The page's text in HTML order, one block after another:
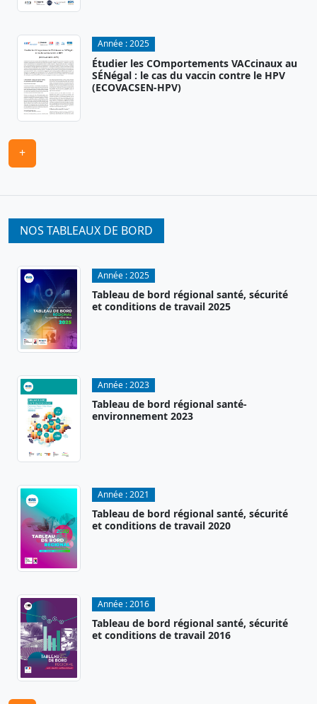
Année :2025
Étudier les COmportements VACcinaux au
SÉNégal : le cas du vaccin contre le HPV
(ECOVACSEN-HPV)
+
NOS TABLEAUX DE BORD
Année :2025
Tableau de bord régional santé, sécurité
et conditions de travail 2025
Année :2023
Tableau de bord régional santé-
environnement 2023
Année :2021
Tableau de bord régional santé, sécurité
et conditions de travail 2020
Année :2016
Tableau de bord régional santé, sécurité
et conditions de travail 2016